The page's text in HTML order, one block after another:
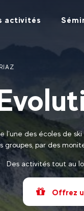
activités
l’une des écoles de
groupes, par des
Des activités tout au
Offrez